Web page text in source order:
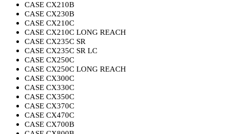
CASE CX210B
CASE CX230B
CASE CX210C
CASE CX210C LONG REACH
CASE CX235C SR
CASE CX235C SR LC
CASE CX250C
CASE CX250C LONG REACH
CASE CX300C
CASE CX330C
CASE CX350C
CASE CX370C
CASE CX470C
CASE CX700B